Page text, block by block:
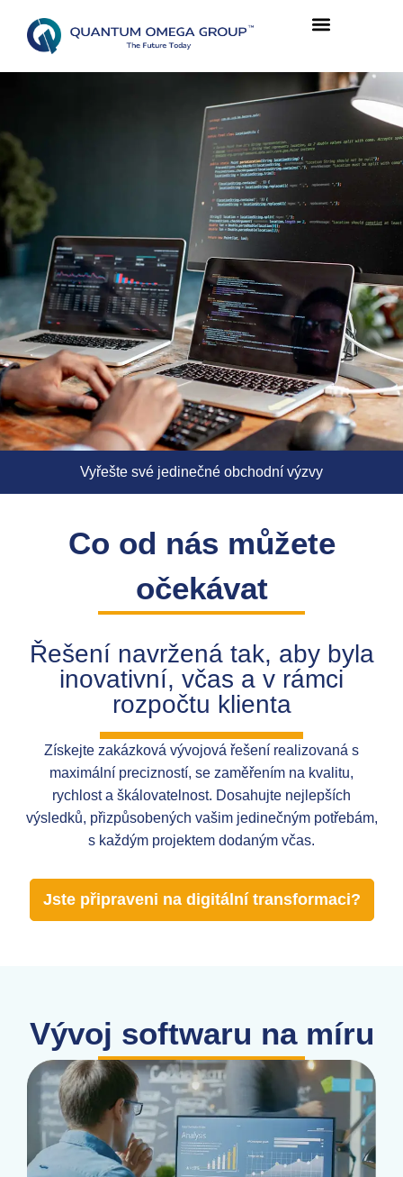
Vyřešte své jedinečné obchodní výzvy
Co od nás můžete
očekávat
Řešení navržená tak, aby byla
inovativní, včas a v rámci
rozpočtu klienta
Získejte zakázková vývojová řešení realizovaná s
maximální precizností, se zaměřením na kvalitu,
rychlost a škálovatelnost. Dosahujte nejlepších
výsledků, přizpůsobených vašim jedinečným potřebám,
s každým projektem dodaným včas.
Jste připraveni na digitální transformaci?
Vývoj softwaru na míru